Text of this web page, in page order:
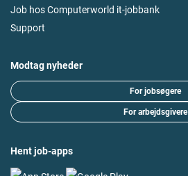
Job hos Computerworld it-jobbank
Support
Modtag nyheder
For jobsøgere
For arbejdsgivere
Hent job-apps